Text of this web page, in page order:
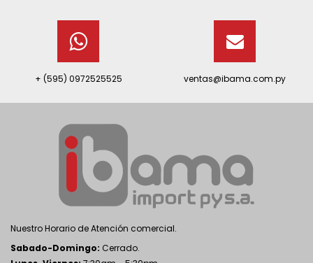
+ (595) 0972525525 ventas@ibama.com.py
Nuestro Horario de Atención comercial.
Sabado-Domingo: Cerrado.